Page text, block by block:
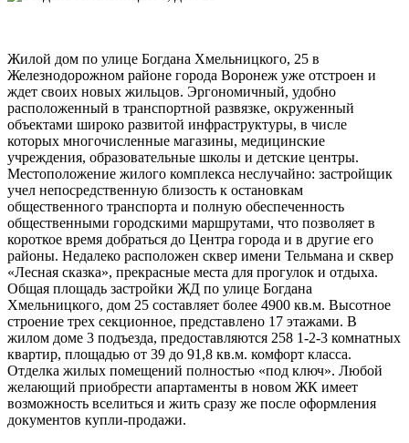
Жилой дом по улице Богдана Хмельницкого, 25 в
Железнодорожном районе города Воронеж уже отстроен и
ждет своих новых жильцов. Эргономичный, удобно
расположенный в транспортной развязке, окруженный
объектами широко развитой инфраструктуры, в числе
которых многочисленные магазины, медицинские
учреждения, образовательные школы и детские центры.
Местоположение жилого комплекса неслучайно: застройщик
учел непосредственную близость к остановкам
общественного транспорта и полную обеспеченность
общественными городскими маршрутами, что позволяет в
короткое время добраться до Центра города и в другие его
районы. Недалеко расположен сквер имени Тельмана и сквер
«Лесная сказка», прекрасные места для прогулок и отдыха.
Общая площадь застройки ЖД по улице Богдана
Хмельницкого, дом 25 составляет более 4900 кв.м. Высотное
строение трех секционное, представлено 17 этажами. В
жилом доме 3 подъезда, предоставляются 258 1-2-3 комнатных
квартир, площадью от 39 до 91,8 кв.м. комфорт класса.
Отделка жилых помещений полностью «под ключ». Любой
желающий приобрести апартаменты в новом ЖК имеет
возможность вселиться и жить сразу же после оформления
документов купли-продажи.